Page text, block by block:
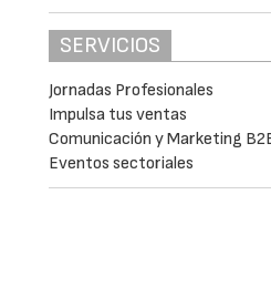
SERVICIOS
Jornadas Profesionales
Impulsa tus ventas
Comunicación y Marketing
Eventos sectoriales